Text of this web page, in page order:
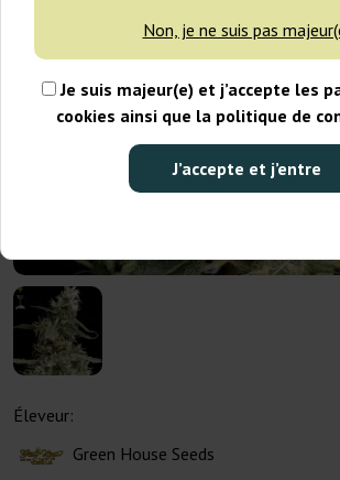
Non, je ne suis pas
Je suis majeur(e) et j’accepte les
cookies ainsi que la politique de
J’accepte et j’entre
Éleveur:
Green House Seeds